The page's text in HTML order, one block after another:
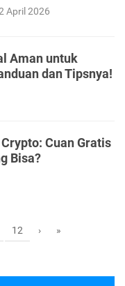
April 2026
Aman untuk
dan Tipsnya!
Cuan Gratis
Bisa?
12 › »